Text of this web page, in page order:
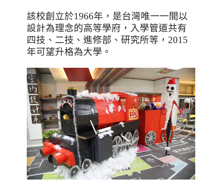
該校創立於1966年，是台灣唯一一間以
設計為理念的高等學府，入學管道共有
四技、二技、進修部、研究所等， 2015
年可望升格為大學。